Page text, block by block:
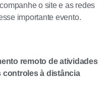
o site e as redes
importante evento.
remoto de atividades
controles à distância